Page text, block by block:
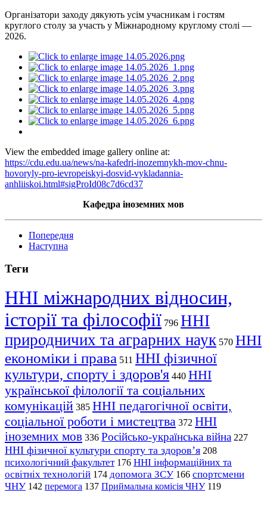
Організатори заходу дякують усім учасникам і гостям
круглого столу за участь у Міжнародному круглому столі —
2026.
View the embedded image gallery online at:
https://cdu.edu.ua/news/na-kafedri-inozemnykh-mov-chnu-
hovoryly-pro-ievropeiskyi-dosvid-vykladannia-
anhliiskoi.html#sigProId08c7d6cd37
Кафедра іноземних мов
Попередня
Наступна
Теги
ННІ міжнародних відносин,
історії та філософії 796 ННІ
природничих та аграрних наук 570 ННІ
економіки і права 511 ННІ фізичної
культури, спорту і здоров'я 440 ННІ
української філології та соціальних
комунікацій 385 ННІ педагогічної освіти,
соціальної роботи і мистецтва 372 ННІ
іноземних мов 336 Російсько-українська війна 227
ННІ фізичної культури спорту та здоров’я 208
психологічний факультет 176 ННІ інформаційних та
освітніх технологій 174 допомога ЗСУ 166 спортсмени
ЧНУ 142 перемога 137 Приймальна комісія ЧНУ 119